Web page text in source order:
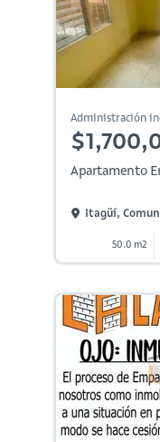
Administración
Apartamento
Itagüí,
50.0 m2